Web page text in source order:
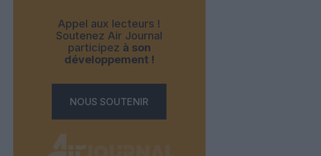
Appel aux lecteurs !
Soutenez Air Journal
participez à son
développement !
NOUS SOUTENIR